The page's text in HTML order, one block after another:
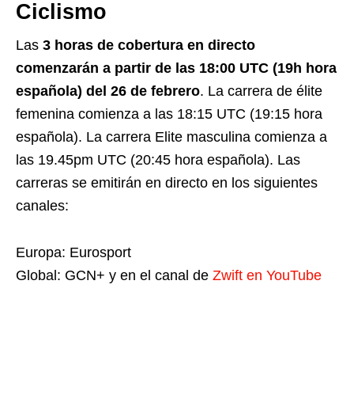
Ciclismo
Las 3 horas de cobertura en directo
comenzarán a partir de las 18:00 UTC (19h hora
española) del 26 de febrero. La carrera de élite
femenina comienza a las 18:15 UTC (19:15 hora
española). La carrera Elite masculina comienza a
las 19.45pm UTC (20:45 hora española). Las
carreras se emitirán en directo en los siguientes
canales:
Europa: Eurosport
Global: GCN+ y en el canal de Zwift en YouTube